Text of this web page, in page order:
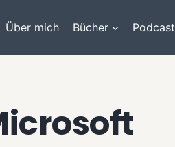
Über mich Bücher Podcast